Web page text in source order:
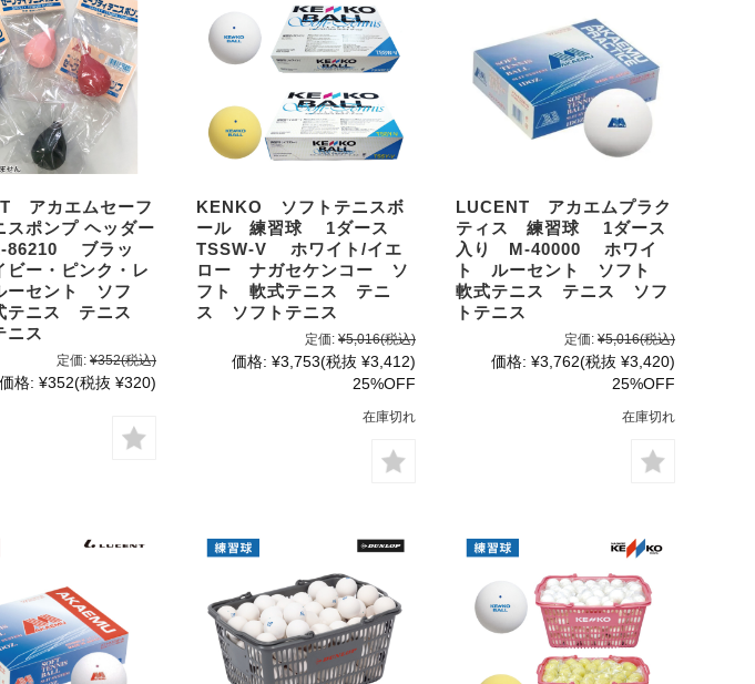
アカエムセーフ
スポンプ ヘッダー
ブラッ
ビー・ピンク・レ
ーセント ソフ
テニス テニス
ニス
定価: ¥352(税込)
価格: ¥352(税抜 ¥320)
KENKO ソフトテニスボ
ール 練習球 1ダース
TSSW-V ホワイト/イエ
ロー ナガセケンコー ソ
フト 軟式テニス テニ
ス ソフトテニス
定価: ¥5,016(税込)
価格: ¥3,753(税抜 ¥3,412)
25%OFF
在庫切れ
LUCENT アカエムプラク
ティス 練習球 1ダース
入り M-40000 ホワイ
ト ルーセント ソフト
軟式テニス テニス ソフ
トテニス
定価: ¥5,016(税込)
価格: ¥3,762(税抜 ¥3,420)
25%OFF
在庫切れ